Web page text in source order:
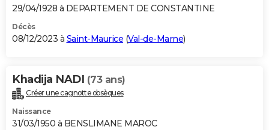
29/04/1928 à DEPARTEMENT DE CONSTANTINE
Décès
08/12/2023 à Saint-Maurice (Val-de-Marne)
Khadija NADI (73 ans)
Créer une cagnotte obsèques
Naissance
31/03/1950 à BENSLIMANE MAROC